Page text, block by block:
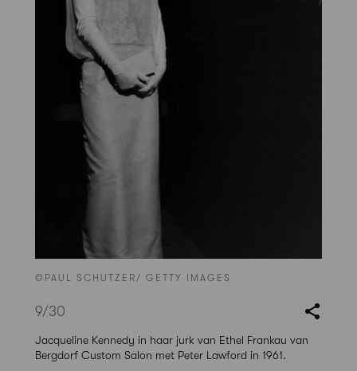
©PAUL SCHUTZER/ GETTY IMAGES
9/30
Jacqueline Kennedy in haar jurk van Ethel Frankau van
Bergdorf Custom Salon met Peter Lawford in 1961.